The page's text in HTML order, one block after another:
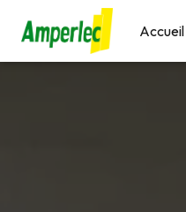
Accueil
Panneau de gestion des cookies